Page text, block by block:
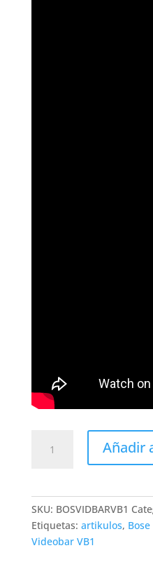
Videobar
Añadir
SKU: BOSVIDBARVB1
Etiquetas: artikulos,
Videobar VB1